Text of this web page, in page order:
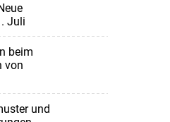
Juli
beim
von
und